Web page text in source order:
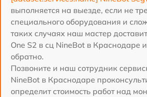
выполняется на выезде, если не
специального оборудования и
таких случаях наш мастер
One S2 в сц NineBot в Краснодаре
обратно.
Позвоните и наш сотрудник
NineBot в Краснодаре
определит стоимость работ над